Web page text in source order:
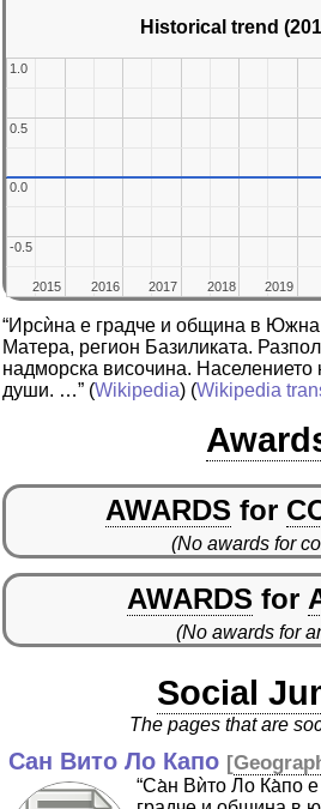
Historical trend
2015
2015 2016
2016 2017
2017 2018
2018 2019
2019
-0.5
-0.5
0.0
0.0
0.5
0.5
1.0
1.0
“Ирсѝна е градче и община в
Матера, регион Базиликата.
надморска височина.
души. …” (Wikipedia) (Wikipedia
AWARDS for
(No awards for
AWARDS for
(No awards for
Social
The pages that are
Сан Вито Ло Капо [
“Са̀н Вѝто Ло Ка̀по